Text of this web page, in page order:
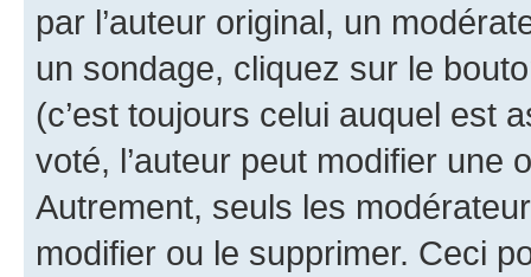
par l’auteur original, un
un sondage, cliquez sur le
(c’est toujours celui auquel est
voté, l’auteur peut modifier une
Autrement, seuls les
modifier ou le supprimer. Ceci